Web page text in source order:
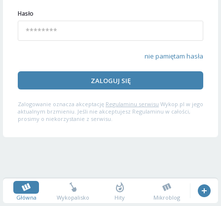
Hasło
nie pamiętam hasła
ZALOGUJ SIĘ
Zalogowanie oznacza akceptację Regulaminu serwisu Wykop.pl w jego
aktualnym brzmieniu. Jeśli nie akceptujesz Regulaminu w całości,
prosimy o niekorzystanie z serwisu.
Główna Wykopalisko Hity Mikroblog